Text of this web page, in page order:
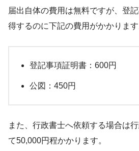
届出自体の費用は無料ですが、登
得するのに下記の費用がかかります
登記事項証明書：600円
公図：450円
また、行政書士へ依頼する場合は
て50,000円程かかります。